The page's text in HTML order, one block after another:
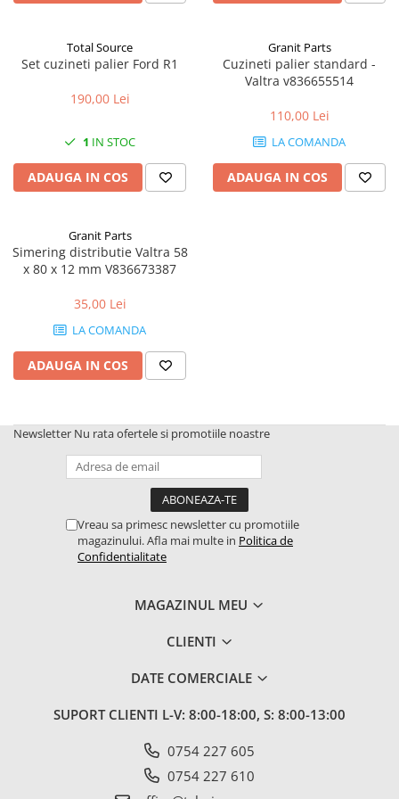
1.5.4. Piese de schimb pentru
1.5.6. Răcire
1.5.8. Esapamente
1.5.9. Chiulasa si supape
1.5.10. Distributie si accesorii
1.6. Electrice
1.6.3. Instalații de Iluminat
1.6.4. Demaroare
1.6.8. Echipamente & aparate de
1.6.7. Diverse
2.4.3. Prese de Balotat
2.4.4. Combine
2.4.5. Diverse
2.5.1. Adapatori
2.5.3 Accesorii animale
malaxoare furaje
Deutz-Fahr
Kuhn
2.6. Incarcatoare frontale
2.6.1. Echipamente atasabile
2.6.2. Piese de schimb si accesorii
2.7. Roti, anvelope & jante
Încălțăminte
3.9. Roti, role si echipamente
Total Source
Set cuzineti palier Ford R1
190,00 Lei
1 IN STOC
ADAUGA IN COS
Granit Parts
Cuzineti palier standard -
Valtra v836655514
110,00 Lei
LA COMANDA
ADAUGA IN COS
Granit Parts
Simering distributie Valtra 58
x 80 x 12 mm V836673387
35,00 Lei
LA COMANDA
ADAUGA IN COS
Newsletter Nu rata ofertele si promotiile noastre
Vreau sa primesc newsletter cu promotiile
magazinului. Afla mai multe in Politica de
Confidentialitate
MAGAZINUL MEU
CLIENTI
DATE COMERCIALE
SUPORT CLIENTI L-V: 8:00-18:00, S: 8:00-13:00
0754 227 605
0754 227 610